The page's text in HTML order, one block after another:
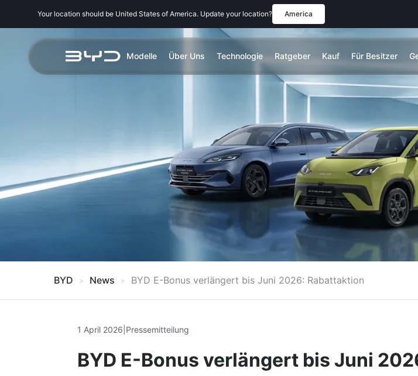
Your location should be United States of America. Update your location? America
Modelle Über Uns Technologie Ratgeber Kauf Für Besitzer
BYD News BYD E-Bonus verlängert bis Juni 2026: Rabattaktion
1 April 2026 Pressemitteilung
BYD E-Bonus verlängert bis Juni